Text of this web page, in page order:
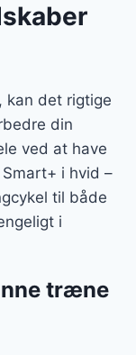
kan det rigtige
din
ved at have
i hvid –
til både
i
træne